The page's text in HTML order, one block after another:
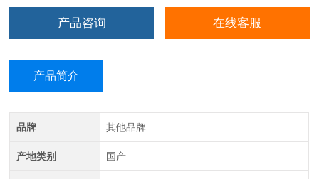
产品咨询 在线客服
产品简介
品牌 其他品牌
产地类别 国产